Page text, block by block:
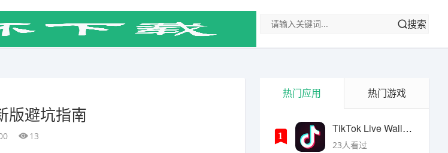
搜索
版避坑指南
13
热门应用 热门游戏
1
TikTok Live Wallpaper
23人看过